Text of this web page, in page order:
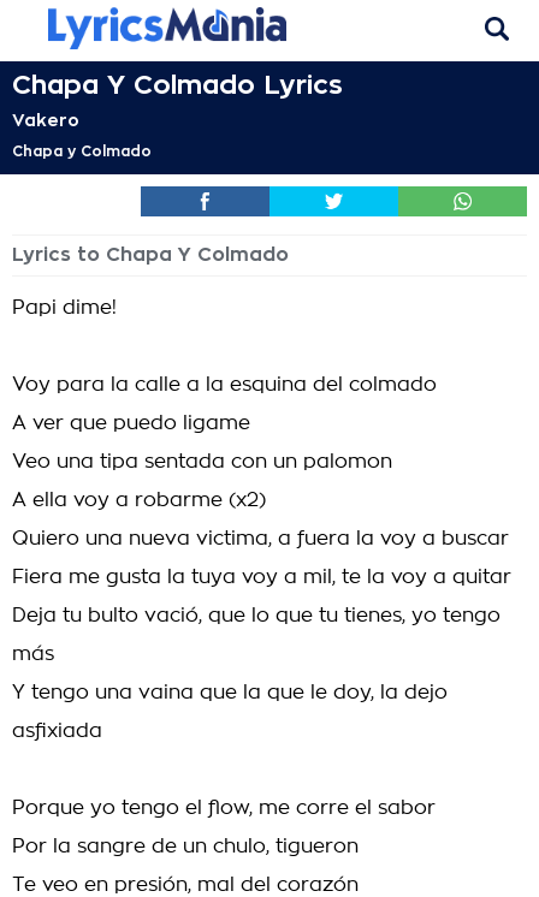
Chapa Y Colmado Lyrics
Vakero
Chapa y Colmado
Lyrics to Chapa Y Colmado
Papi dime!
Voy para la calle a la esquina del colmado
A ver que puedo ligame
Veo una tipa sentada con un palomon
A ella voy a robarme (x2)
Quiero una nueva victima, a fuera la voy a buscar
Fiera me gusta la tuya voy a mil, te la voy a quitar
Deja tu bulto vació, que lo que tu tienes, yo tengo
más
Y tengo una vaina que la que le doy, la dejo
asfixiada
Porque yo tengo el flow, me corre el sabor
Por la sangre de un chulo, tigueron
Te veo en presión, mal del corazón